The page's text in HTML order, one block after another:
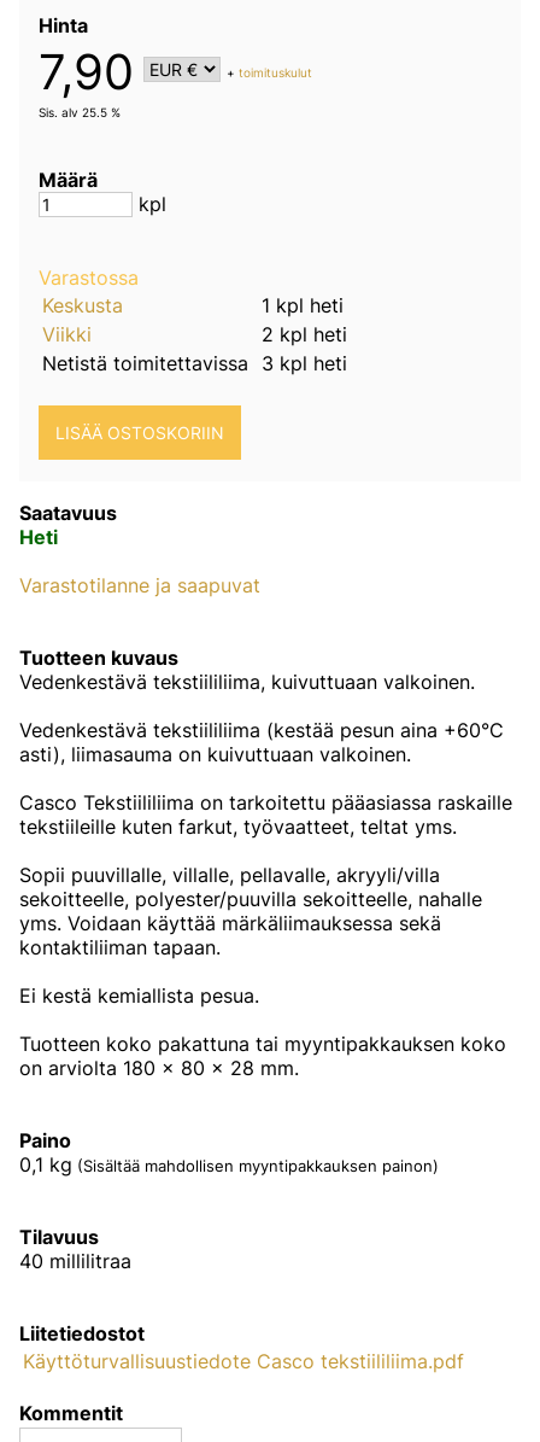
Hinta
7,90 +toimituskulut
Sis. alv 25.5 %
Määrä
kpl
Varastossa
Keskusta
1 kpl heti
Viikki
2 kpl heti
Netistä toimitettavissa
3 kpl heti
Saatavuus
Heti
Varastotilanne ja saapuvat
Tuotteen kuvaus
Vedenkestävä tekstiililiima, kuivuttuaan valkoinen.
Vedenkestävä tekstiililiima (kestää pesun aina +60°C
asti), liimasauma on kuivuttuaan valkoinen.
Casco Tekstiililiima on tarkoitettu pääasiassa raskaille
tekstiileille kuten farkut, työvaatteet, teltat yms.
Sopii puuvillalle, villalle, pellavalle, akryyli/villa
sekoitteelle, polyester/puuvilla sekoitteelle, nahalle
yms. Voidaan käyttää märkäliimauksessa sekä
kontaktiliiman tapaan.
Ei kestä kemiallista pesua.
Tuotteen koko pakattuna tai myyntipakkauksen koko
on arviolta 180 x 80 x 28 mm.
Paino
0,1 kg (Sisältää mahdollisen myyntipakkauksen painon)
Tilavuus
40 millilitraa
Liitetiedostot
Käyttöturvallisuustiedote Casco tekstiililiima.pdf
Kommentit